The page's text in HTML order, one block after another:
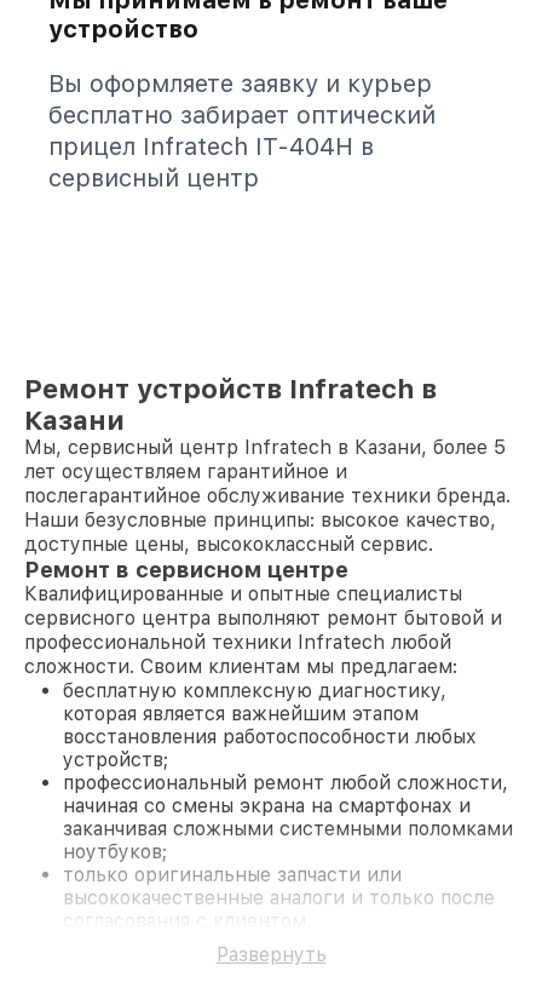
устройство
Вы оформляете заявку и курьер
бесплатно забирает оптический
прицел Infratech IT-404H в
сервисный центр
Ремонт устройств Infratech в
Казани
Мы, сервисный центр Infratech в Казани, более 5
лет осуществляем гарантийное и
послегарантийное обслуживание техники бренда.
Наши безусловные принципы: высокое качество,
доступные цены, высококлассный сервис.
Ремонт в сервисном центре
Квалифицированные и опытные специалисты
сервисного центра выполняют ремонт бытовой и
профессиональной техники Infratech любой
сложности. Своим клиентам мы предлагаем:
бесплатную комплексную диагностику,
которая является важнейшим этапом
восстановления работоспособности любых
устройств;
профессиональный ремонт любой сложности,
начиная со смены экрана на смартфонах и
заканчивая сложными системными поломками
ноутбуков;
только оригинальные запчасти или
высококачественные аналоги и только после
согласования с клиентом.
На все работы и замененные комплектующие
предоставляется длительная гарантия. В случае
Развернуть